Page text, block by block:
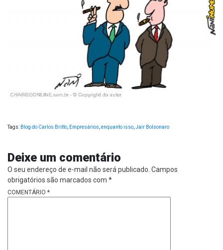
Tags: Blog do Carlos Britto Empresários enquanto isso Jair Bolsonaro
Deixe um comentário
O seu endereço de e-mail não será publicado. Campos
obrigatórios são marcados com *
COMENTÁRIO *